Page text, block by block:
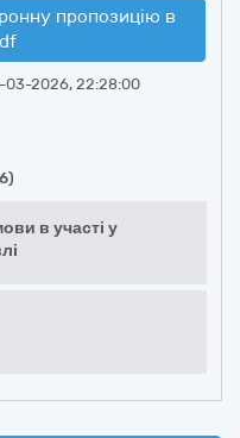
пропозицію в
03-2026, 22:28:00
в участі у